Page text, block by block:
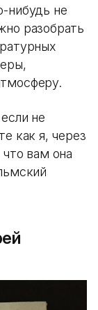
нибудь не
разобрать
не
как я, через
вам она